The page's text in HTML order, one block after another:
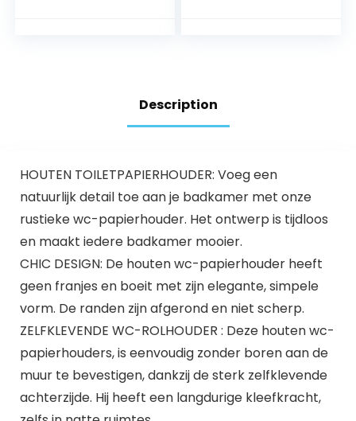
wc-garnituur met
toiletpapierhouder,
staand en
Description
HOUTEN TOILETPAPIERHOUDER: Voeg een
natuurlijk detail toe aan je badkamer met onze
rustieke wc-papierhouder. Het ontwerp is tijdloos
en maakt iedere badkamer mooier.
CHIC DESIGN: De houten wc-papierhouder heeft
geen franjes en boeit met zijn elegante, simpele
vorm. De randen zijn afgerond en niet scherp.
ZELFKLEVENDE WC-ROLHOUDER : Deze houten wc-
papierhouders, is eenvoudig zonder boren aan de
muur te bevestigen, dankzij de sterk zelfklevende
achterzijde. Hij heeft een langdurige kleefkracht,